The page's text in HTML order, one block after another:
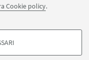
Cookie policy.